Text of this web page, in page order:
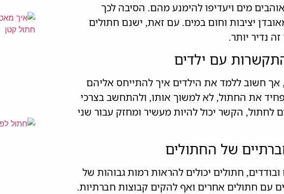
מים ויעדיפו להימנע מהם. הסיבה לכך
יציבות וחום במים. עם זאת, ישנם חתולים
נדיר יותר.
אך חשוב ללמד את הילדים איך להתייחס אליהם
את החתול, לא למשוך אותו, ולהתחשב בצרכי
הקשר יכול להיות מעשיר ומחזק עבור שני
חתולים יכולים להראות רמות גבוהות של
עם חתולים אחרים ואף להקים קבוצות חברתיות.